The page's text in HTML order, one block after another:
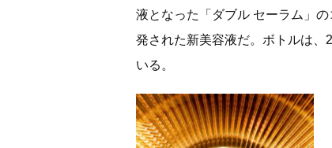
液となった「ダブル セーラム」
発された新美容液だ。ボトルは、
いる。